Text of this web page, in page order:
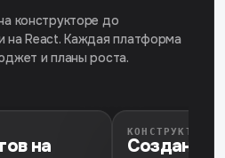
конструкторе до
на React. Каждая платформа
и планы роста.
на
КОНСТРУКТОР
Создание